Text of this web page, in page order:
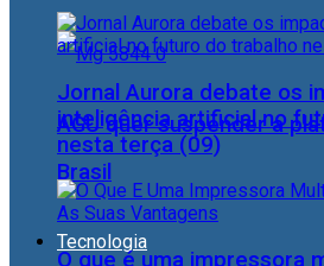
AGU quer suspender a
Brasil
Tecnologia
Jornal Aurora debate os
inteligência artificial no
nesta terça (09)
O que é uma impressora